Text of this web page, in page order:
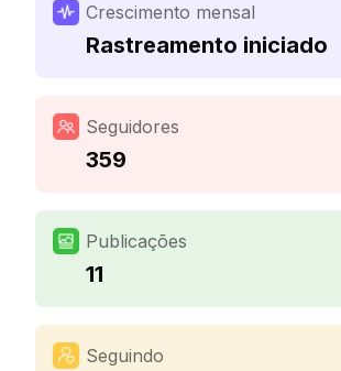
Crescimento mensal
Rastreamento iniciado
Seguidores
359
Publicações
11
Seguindo